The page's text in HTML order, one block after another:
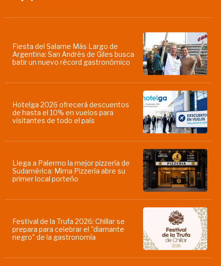
Fiesta del Salame Más Largo de
Argentina: San Andrés de Giles busca
batir un nuevo récord gastronómico
Hotelga 2026 ofrecerá descuentos
de hasta el 10% en vuelos para
visitantes de todo el país
Llega a Palermo la mejor pizzería de
Sudamérica: Mima Pizzería abre su
primer local porteño
Festival de la Trufa 2026: Chillar se
prepara para celebrar el "diamante
negro" de la gastronomía